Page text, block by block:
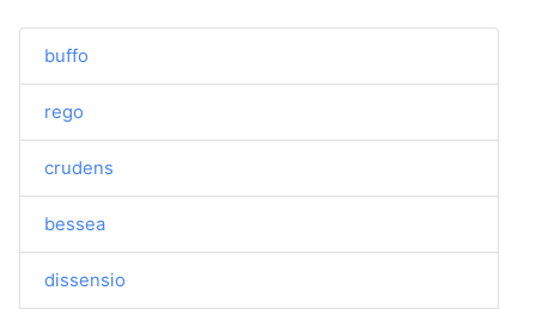
buffo
rego
crudens
bessea
dissensio